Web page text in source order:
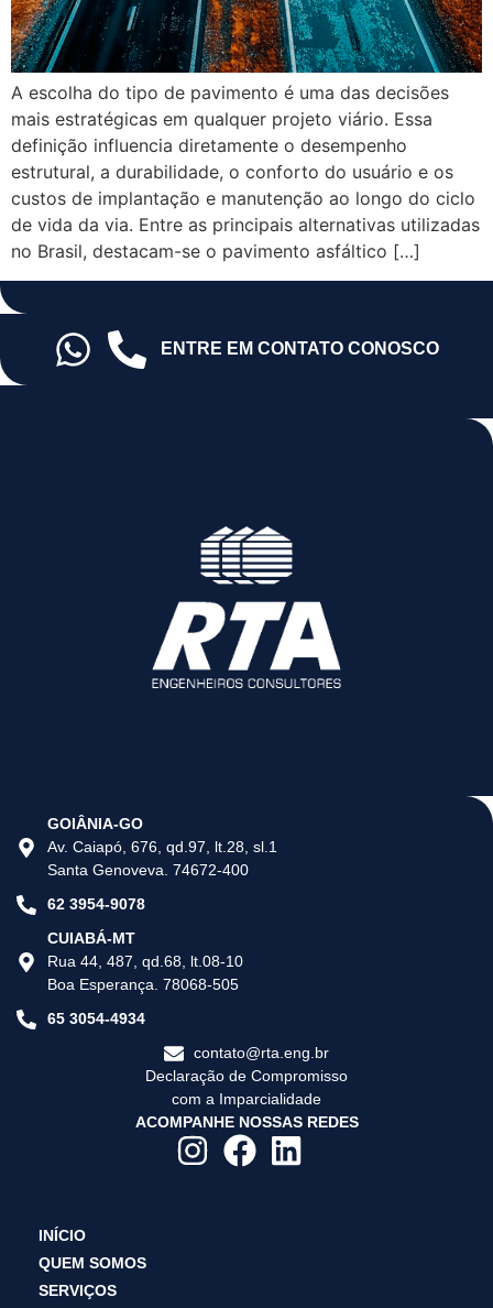
A escolha do tipo de pavimento é uma das decisões
mais estratégicas em qualquer projeto viário. Essa
definição influencia diretamente o desempenho
estrutural, a durabilidade, o conforto do usuário e os
custos de implantação e manutenção ao longo do ciclo
de vida da via. Entre as principais alternativas utilizadas
no Brasil, destacam-se o pavimento asfáltico […]
ENTRE EM CONTATO CONOSCO
GOIÂNIA-GO
Av. Caiapó, 676, qd.97, lt.28, sl.1
Santa Genoveva. 74672-400
62 3954-9078
CUIABÁ-MT
Rua 44, 487, qd.68, lt.08-10
Boa Esperança. 78068-505
65 3054-4934
contato@rta.eng.br
Declaração de Compromisso
com a Imparcialidade
ACOMPANHE NOSSAS REDES
INÍCIO
QUEM SOMOS
SERVIÇOS